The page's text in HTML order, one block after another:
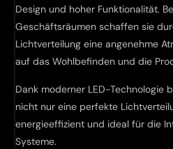
Design und hoher Funktionalität.
Geschäftsräumen schaffen sie
Lichtverteilung eine angenehme
auf das Wohlbefinden und die
Dank moderner LED-Technologie
nicht nur eine perfekte
energieeffizient und ideal für die
Systeme.